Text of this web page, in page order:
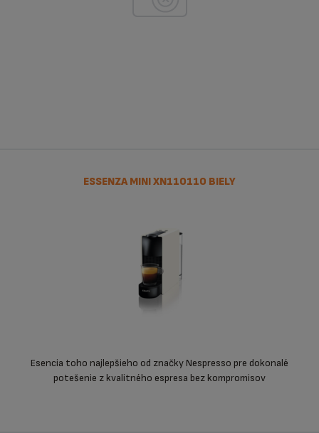
ESSENZA MINI XN110110 BIELY
Esencia toho najlepšieho od značky Nespresso pre dokonalé
potešenie z kvalitného espresa bez kompromisov